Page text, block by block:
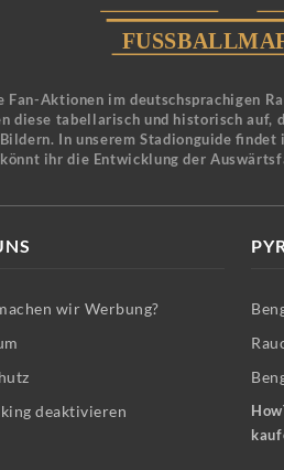
Aktionen im deutschsprachigen
diese tabellarisch und historisch auf,
In unserem Stadionguide
ihr die Entwicklung der
wir Werbung?
deaktivieren